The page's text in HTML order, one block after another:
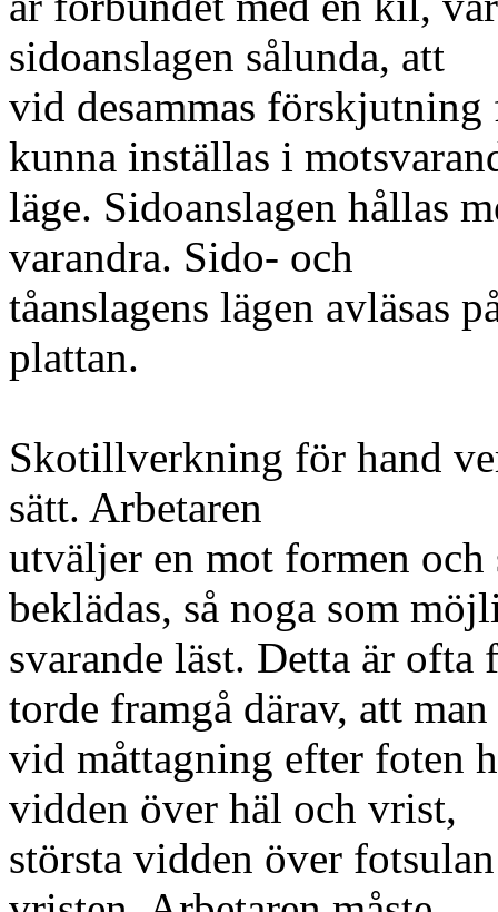
sidoanslagen sålunda, att
vid desammas förskjutning
kunna inställas i
läge. Sidoanslagen hållas
varandra. Sido- och
tåanslagens lägen avläsas
plattan.
Skotillverkning för hand
sätt. Arbetaren
utväljer en mot formen
beklädas, så noga som
svarande läst. Detta är
torde framgå därav, att man
vid måttagning efter foten
vidden över häl och vrist,
största vidden över